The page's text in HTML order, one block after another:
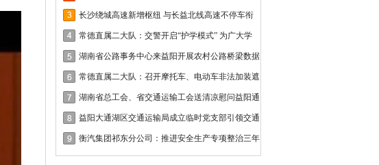
长沙绕城高速新增枢纽 与长益北线高速不停车衔
接
常德直属二大队：交警开启“护学模式” 为广大学
湖南省公路事务中心来益阳开展农村公路桥梁数据
常德直属二大队：召开摩托车、电动车非法加装遮
湖南省总工会、省交通运输工会送清凉慰问益阳通
益阳大通湖区交通运输局成立临时党支部引领交通
衡汽集团祁东分公司：推进安全生产专项整治三年